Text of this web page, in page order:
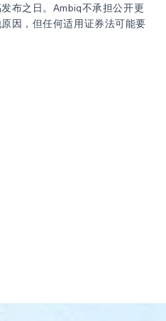
布之日。Ambiq不承担公开更
因，但任何适用证券法可能要